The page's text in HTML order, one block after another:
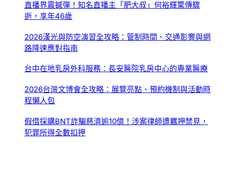
直播界震撼彈！知名直播主「肥大叔」何裕輝驚傳驟
逝，享年46歲
2026漢光與防空演習全攻略：管制時間、交通影響與網
路降速應對指南
台中在地乳房外科服務：長安醫院乳房中心的專業醫療
2026台灣文博會全攻略：展覽亮點、預約機制與活動時
程懶人包
假借採購BNT詐騙慈濟逾10億！涉案律師遭羈押禁見，
犯罪所得全數扣押